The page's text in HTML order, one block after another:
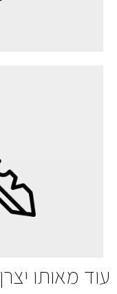
עוד מאותו יצרן